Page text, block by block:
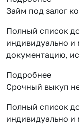
Займ под залог
Полный список
индивидуально
документацию,
Подробнее
Срочный выкуп
Полный список
индивидуально